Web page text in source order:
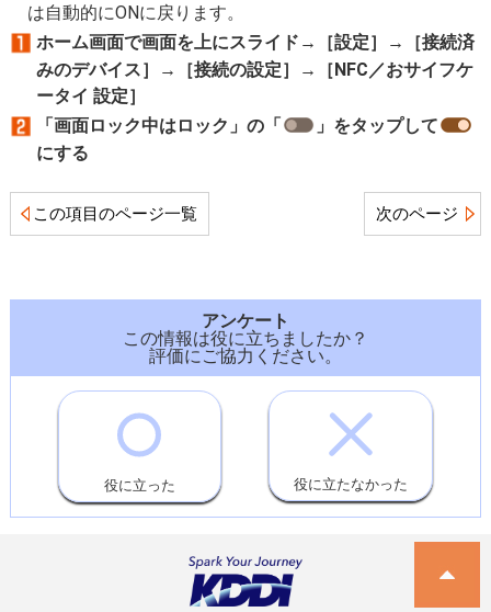
は自動的にONに戻ります。
ホーム画面で画面を上にスライド→［設定］→［接続済
みのデバイス］→［接続の設定］→［NFC／おサイフケ
ータイ 設定］
「画面ロック中はロック」の「
」をタップして
にする
この項目のページ一覧 次のページ
アンケート
この情報は役に立ちましたか？
評価にご協力ください。
役に立った 役に立たなかった